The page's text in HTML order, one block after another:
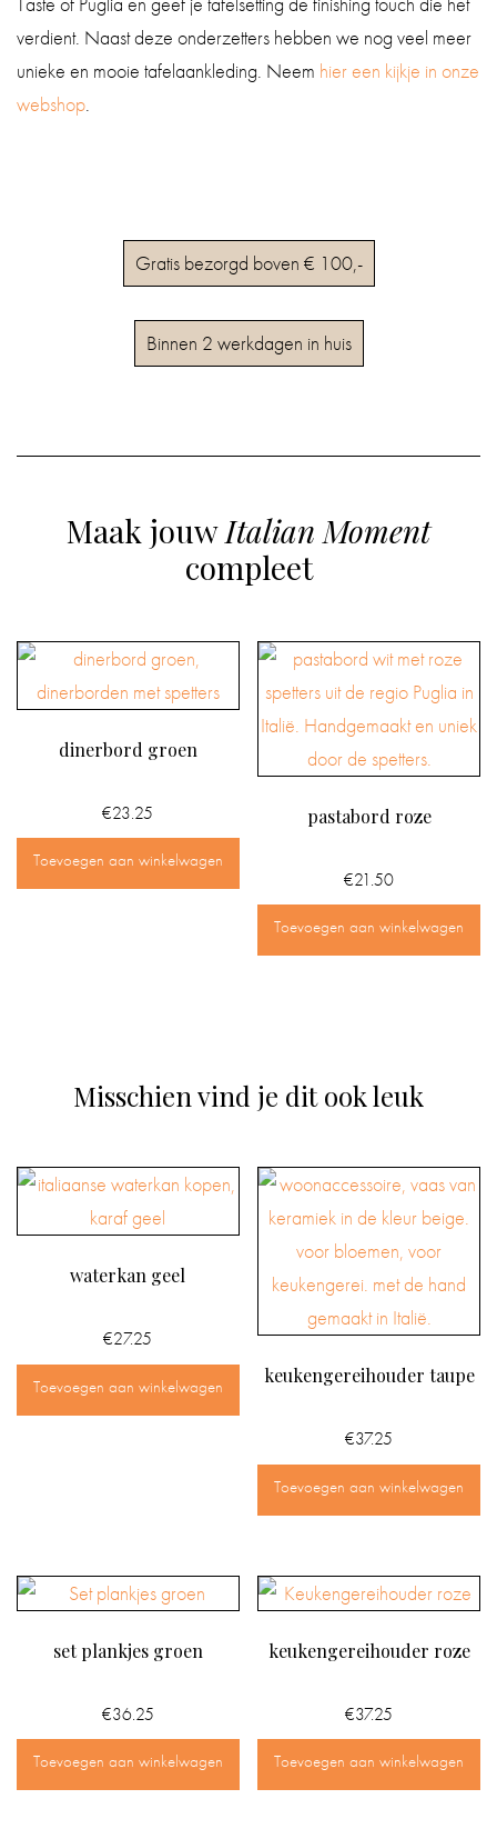
verdient. Naast deze onderzetters hebben we nog veel meer
unieke en mooie tafelaankleding. Neem hier een kijkje in onze
webshop.
Gratis bezorgd boven € 100,-
Binnen 2 werkdagen in huis
Maak jouwItalian Moment
compleet
dinerbord groen
€23.25
Toevoegen aan winkelwagen
pastabord roze
€21.50
Toevoegen aan winkelwagen
Misschien vind je dit ook leuk
waterkan geel
€27.25
Toevoegen aan winkelwagen keukengereihouder taupe
€37.25
Toevoegen aan winkelwagen
set plankjes groen
€36.25
Toevoegen aan winkelwagen
keukengereihouder roze
€37.25
Toevoegen aan winkelwagen